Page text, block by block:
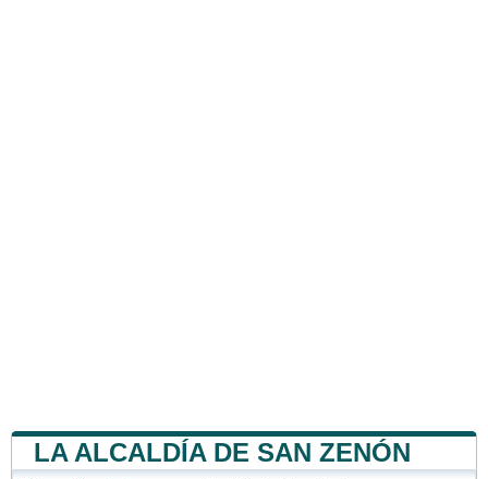
LA ALCALDÍA DE SAN ZENÓN